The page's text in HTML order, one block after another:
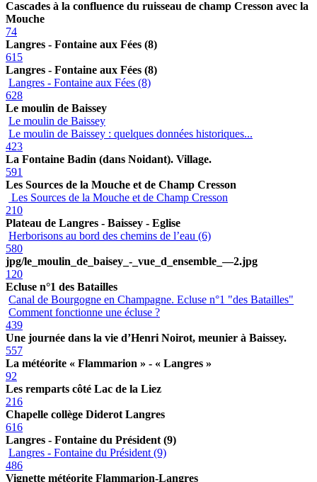
Cascades à la confluence du ruisseau de champ Cresson avec la
Mouche
74
Langres - Fontaine aux Fées (8)
615
Langres - Fontaine aux Fées (8)
Langres - Fontaine aux Fées (8)
628
Le moulin de Baissey
Le moulin de Baissey
Le moulin de Baissey : quelques données historiques...
423
La Fontaine Badin (dans Noidant). Village.
591
Les Sources de la Mouche et de Champ Cresson
Les Sources de la Mouche et de Champ Cresson
210
Plateau de Langres - Baissey - Eglise
Herborisons au bord des chemins de l’eau (6)
580
jpg/le_moulin_de_baisey_-_vue_d_ensemble_—2.jpg
120
Ecluse n°1 des Batailles
Canal de Bourgogne en Champagne. Ecluse n°1 "des Batailles"
Comment fonctionne une écluse ?
439
Une journée dans la vie d’Henri Noirot, meunier à Baissey.
557
La météorite « Flammarion » - « Langres »
92
Les remparts côté Lac de la Liez
216
Chapelle collège Diderot Langres
616
Langres - Fontaine du Président (9)
Langres - Fontaine du Président (9)
486
Vignette météorite Flammarion-Langres